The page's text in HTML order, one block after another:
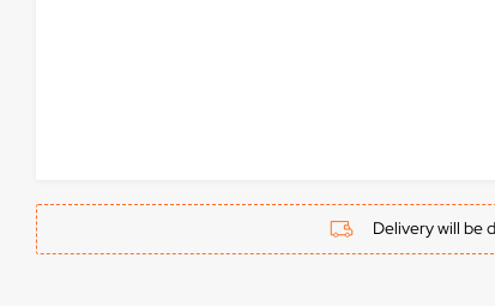
Delivery will be